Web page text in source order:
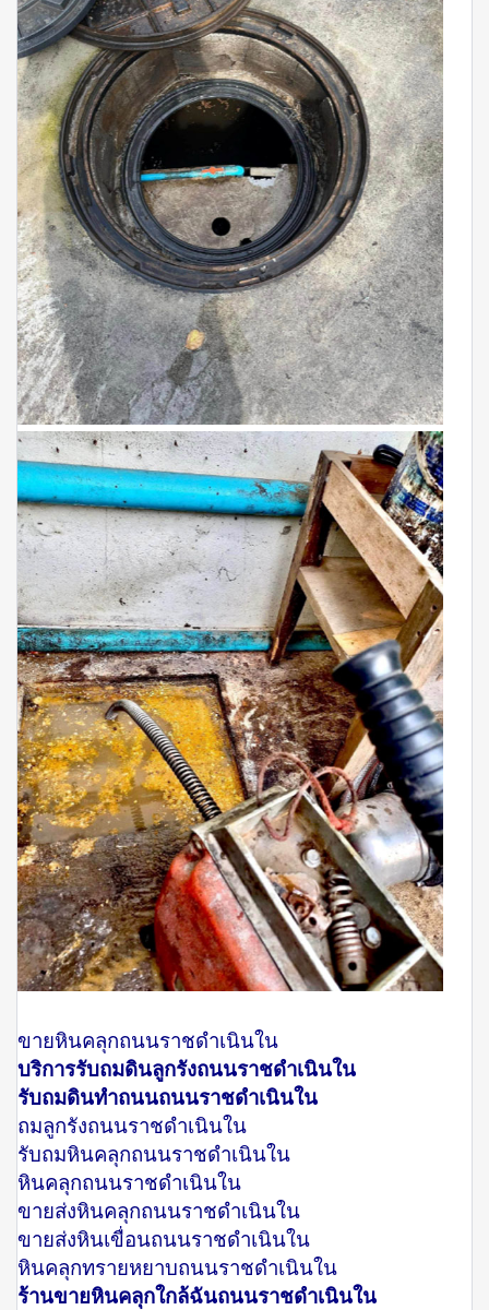
ขายหินคลุกถนนราชดำเนินใน
บริการรับถมดินลูกรังถนนราชดำเนินใน
รับถมดินทำถนนถนนราชดำเนินใน
ถมลูกรังถนนราชดำเนินใน
รับถมหินคลุกถนนราชดำเนินใน
หินคลุกถนนราชดำเนินใน
ขายส่งหินคลุกถนนราชดำเนินใน
ขายส่งหินเขื่อนถนนราชดำเนินใน
หินคลุกทรายหยาบถนนราชดำเนินใน
ร้านขายหินคลุกใกล้ฉันถนนราชดำเนินใน